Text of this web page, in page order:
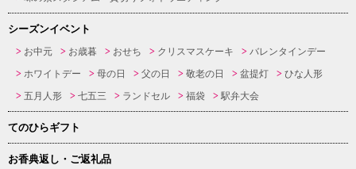
シーズンイベント
お中元 お歳暮 おせち クリスマスケーキ
バレンタインデー
ホワイトデー
母の日 父の日 敬老の日 盆提灯
ひな人形
五月人形
七五三 ランドセル 福袋 駅弁大会
てのひらギフト
お香典返し・ご返礼品